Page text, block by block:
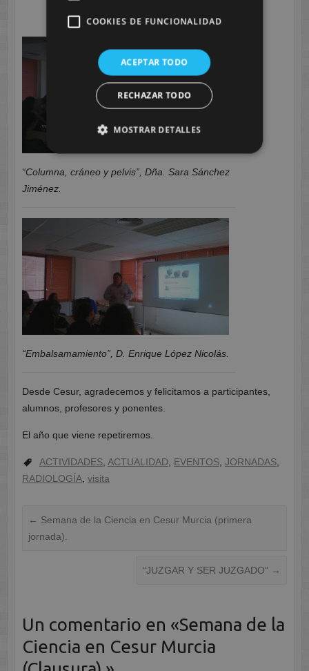
“Columna, cráneo y pelvis”, Dña. Sara Sánchez
Jiménez.
“Embalsamamiento”, D. Enrique López Nicolás.
Desde Cesur, agradecemos y felicitamos a participantes,
alumnos, profesores y ponentes.
El año que viene repetiremos.
ACTIVIDADES, ACTUALIDAD, EVENTOS, JORNADAS,
RADIOLOGÍA, visita
← Semana de la Ciencia en Cesur Murcia (primera
jornada).
“JUZGAR Y SER JUZGADO” →
Un comentario en «Semana de la
Ciencia en Cesur Murcia
COOKIES DE FUNCIONALIDAD
ACEPTAR TODO
RECHAZAR TODO
MOSTRAR DETALLES